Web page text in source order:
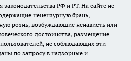
РФ и РТ. На сайте не
нецензурную брань,
рознь, возбуждающие ненависть или
достоинства, размещение
не соблюдающих эти
по запросу в надзорные и